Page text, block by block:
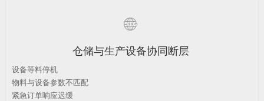

仓储与生产设备协同断层
设备等料停机
物料与设备参数不匹配
紧急订单响应迟缓